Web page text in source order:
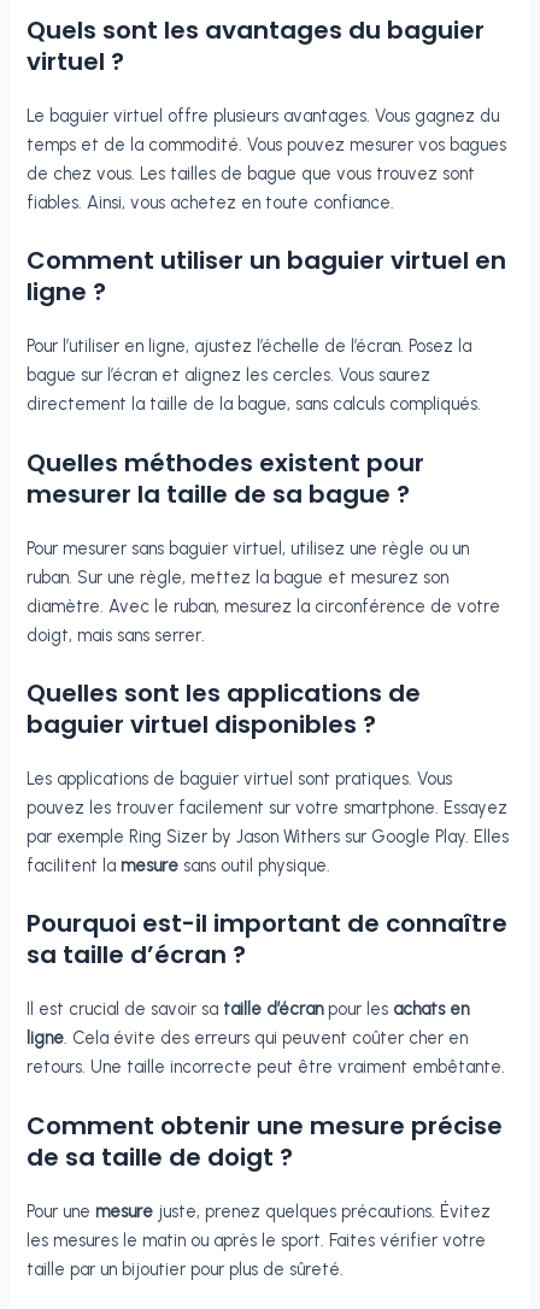
Quels sont les avantages du baguier
virtuel ?
Le baguier virtuel offre plusieurs avantages. Vous gagnez du
temps et de la commodité. Vous pouvez mesurer vos bagues
de chez vous. Les tailles de bague que vous trouvez sont
fiables. Ainsi, vous achetez en toute confiance.
Comment utiliser un baguier virtuel en
ligne ?
Pour l’utiliser en ligne, ajustez l’échelle de l’écran. Posez la
bague sur l’écran et alignez les cercles. Vous saurez
directement la taille de la bague, sans calculs compliqués.
Quelles méthodes existent pour
mesurer la taille de sa bague ?
Pour mesurer sans baguier virtuel, utilisez une règle ou un
ruban. Sur une règle, mettez la bague et mesurez son
diamètre. Avec le ruban, mesurez la circonférence de votre
doigt, mais sans serrer.
Quelles sont les applications de
baguier virtuel disponibles ?
Les applications de baguier virtuel sont pratiques. Vous
pouvez les trouver facilement sur votre smartphone. Essayez
par exemple Ring Sizer by Jason Withers sur Google Play. Elles
facilitent la mesure sans outil physique.
Pourquoi est-il important de connaître
sa taille d’écran ?
Il est crucial de savoir sa taille d’écranpour les achats en
ligne. Cela évite des erreurs qui peuvent coûter cher en
retours. Une taille incorrecte peut être vraiment embêtante.
Comment obtenir une mesure précise
de sa taille de doigt ?
Pour une mesure juste, prenez quelques précautions. Évitez
les mesures le matin ou après le sport. Faites vérifier votre
taille par un bijoutier pour plus de sûreté.